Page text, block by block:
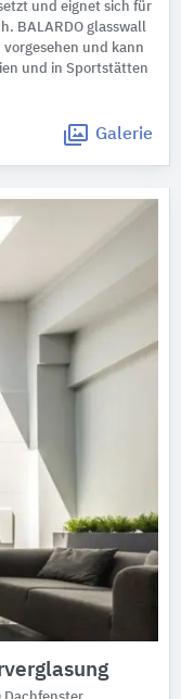
und eignet sich für
BALARDO glasswall
und kann
und in Sportstätten
Galerie